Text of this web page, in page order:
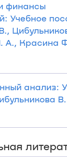
финансы
Учебное
А., Красина
анализ: